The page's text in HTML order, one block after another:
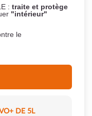
: traite et protège
"intérieur"
le
DE 5L